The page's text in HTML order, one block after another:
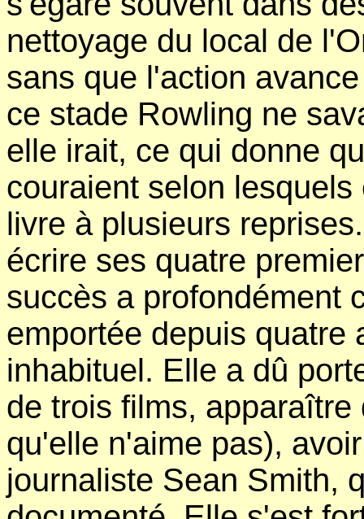
nettoyage du local de
sans que l'action
ce stade Rowling ne
elle irait, ce qui donne
couraient selon
livre à plusieurs
écrire ses quatre
succès a profondément
emportée depuis quatre
inhabituel. Elle a dû
de trois films,
qu'elle n'aime pas),
journaliste Sean Smith,